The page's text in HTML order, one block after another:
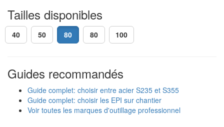
Tailles disponibles
40 50 80 80 100
Guides recommandés
Guide complet: choisir entre acier S235 et S355
Guide complet: choisir les EPI sur chantier
Voir toutes les marques d'outillage professionnel